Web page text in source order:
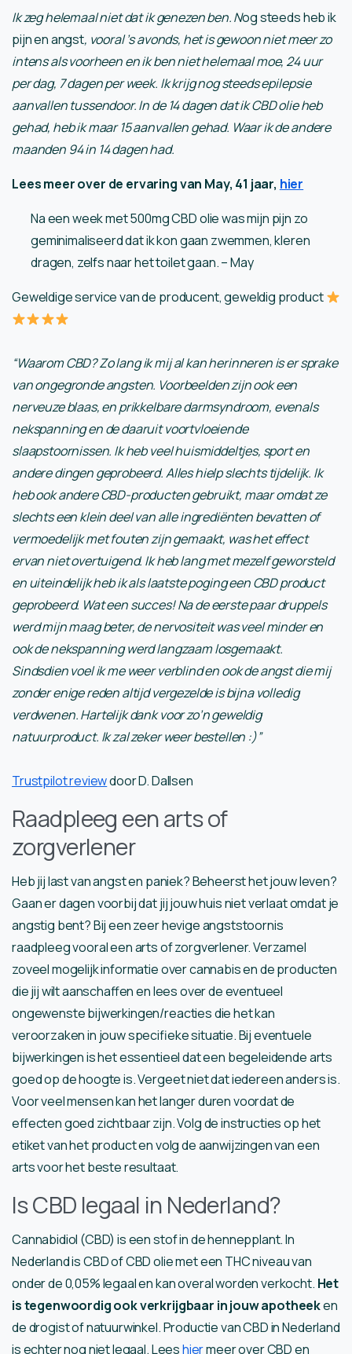
Ik zeg helemaal niet dat ik genezen ben. Nog steeds heb ik
pijn en angst, vooral ’s avonds, het is gewoon niet meer zo
intens als voorheen en ik ben niet helemaal moe, 24 uur
per dag, 7 dagen per week. Ik krijg nog steeds epilepsie
aanvallen tussendoor. In de 14 dagen dat ik CBD olie heb
gehad, heb ik maar 15 aanvallen gehad. Waar ik de andere
maanden 94 in 14 dagen had.
Lees meer over de ervaring van May, 41 jaar, hier
Na een week met 500mg CBD olie was mijn pijn zo
geminimaliseerd dat ik kon gaan zwemmen, kleren
dragen, zelfs naar het toilet gaan. – May
Geweldige service van de producent, geweldig product
“Waarom CBD? Zo lang ik mij al kan herinneren is er sprake
van ongegronde angsten. Voorbeelden zijn ook een
nerveuze blaas, en prikkelbare darmsyndroom, evenals
nekspanning en de daaruit voortvloeiende
slaapstoornissen. Ik heb veel huismiddeltjes, sport en
andere dingen geprobeerd. Alles hielp slechts tijdelijk. Ik
heb ook andere CBD-producten gebruikt, maar omdat ze
slechts een klein deel van alle ingrediënten bevatten of
vermoedelijk met fouten zijn gemaakt, was het effect
ervan niet overtuigend. Ik heb lang met mezelf geworsteld
en uiteindelijk heb ik als laatste poging een CBD product
geprobeerd. Wat een succes! Na de eerste paar druppels
werd mijn maag beter, de nervositeit was veel minder en
ook de nekspanning werd langzaam losgemaakt.
Sindsdien voel ik me weer verblind en ook de angst die mij
zonder enige reden altijd vergezelde is bijna volledig
verdwenen. Hartelijk dank voor zo’n geweldig
natuurproduct. Ik zal zeker weer bestellen :)”
Trustpilot reviewdoor D. Dallsen
Raadpleeg een arts of
zorgverlener
Heb jij last van angst en paniek? Beheerst het jouw leven?
Gaan er dagen voorbij dat jij jouw huis niet verlaat omdat je
angstig bent? Bij een zeer hevige angststoornis
raadpleeg vooral een arts of zorgverlener. Verzamel
zoveel mogelijk informatie over cannabis en de producten
die jij wilt aanschaffen en lees over de eventueel
ongewenste bijwerkingen/reacties die het kan
veroorzaken in jouw specifieke situatie. Bij eventuele
bijwerkingen is het essentieel dat een begeleidende arts
goed op de hoogte is. Vergeet niet dat iedereen anders is.
Voor veel mensen kan het langer duren voordat de
effecten goed zichtbaar zijn. Volg de instructies op het
etiket van het product en volg de aanwijzingen van een
arts voor het beste resultaat.
Is CBD legaal in Nederland?
Cannabidiol (CBD) is een stof in de hennepplant. In
Nederland is CBD of CBD olie met een THC niveau van
onder de 0,05% legaal en kan overal worden verkocht. Het
is tegenwoordig ook verkrijgbaar in jouw apotheeken
de drogist of natuurwinkel. Productie van CBD in Nederland
is echter nog niet legaal. Leeshiermeer over CBD en